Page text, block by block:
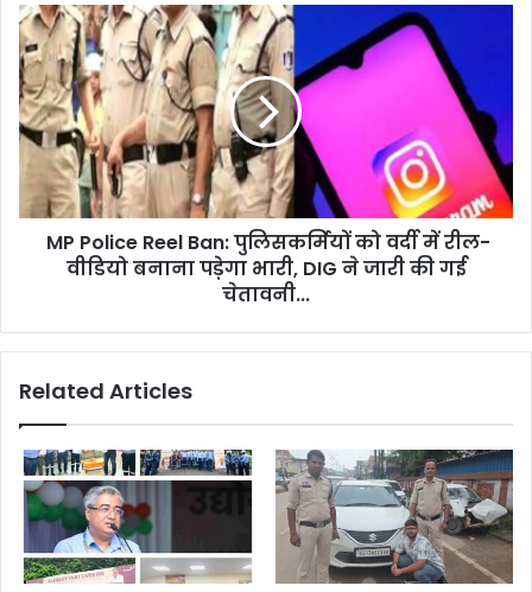
Nord
CE
5,
जानें
कीमत
और
फीचर्स...
MP
Police
Reel
Ban:
पुलिसकर्मियों
को
वर्दी
रील-
वीडियो
DIG
जारी
चेतावनी...
MP Police Reel Ban: पुलिसकर्मियों को वर्दी में रील-
वीडियो बनाना पड़ेगा भारी, DIG ने जारी की गई
चेतावनी...
Related Articles